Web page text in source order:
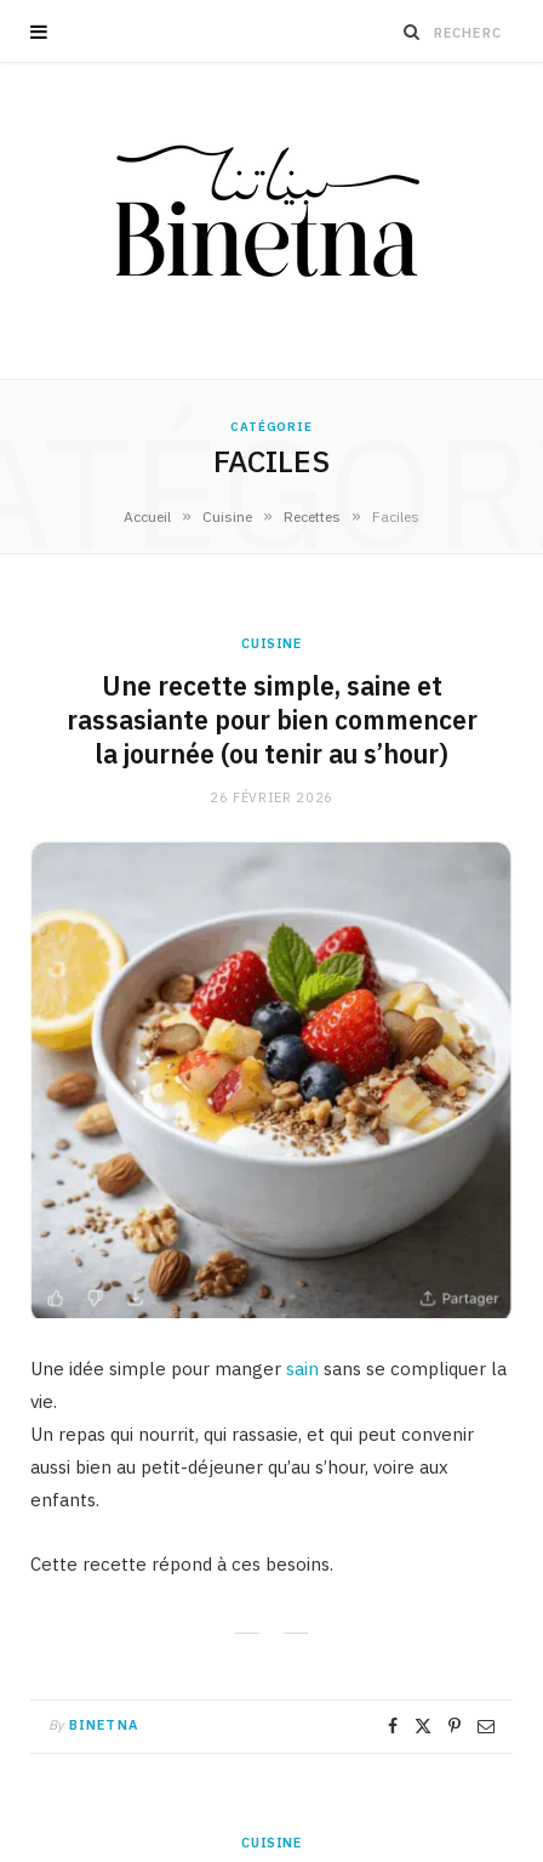
CATÉGORIE
FACILES
Accueil » Cuisine » Recettes » Faciles
CUISINE
Une recette simple, saine et
rassasiante pour bien commencer
la journée (ou tenir au s’hour)
26 FÉVRIER 2026
Une idée simple pour manger sain sans se compliquer la
vie.
Un repas qui nourrit, qui rassasie, et qui peut convenir
aussi bien au petit-déjeuner qu’au s’hour, voire aux
enfants.
Cette recette répond à ces besoins.
By BINETNA
CUISINE